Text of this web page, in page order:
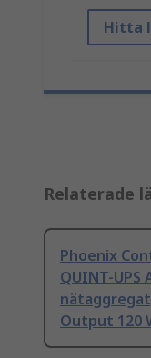
Hitta
Relaterade
Phoenix
QUINT-
Output 120